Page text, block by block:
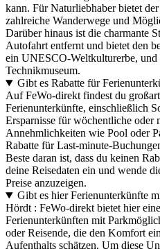
kann. Für Naturliebhaber bietet
zahlreiche Wanderwege und
Darüber hinaus ist die charmante
Autofahrt entfernt und bietet den
ein UNESCO-Weltkulturerbe, und
Technikmuseum.
Gibt es Rabatte für
Auf FeWo-direkt findest du
Ferienunterkünfte, einschließlich
Ersparnisse für wöchentliche
Annehmlichkeiten wie Pool oder
Rabatte für Last-minute-
Beste daran ist, dass du keinen
deine Reisedaten ein und wende
Preise anzuzeigen.
Gibt es hier Ferienunterkünfte
Hördt : FeWo-direkt bietet hier
Ferienunterkünften mit
oder Reisende, die den Komfort
Aufenthalts schätzen. Um diese